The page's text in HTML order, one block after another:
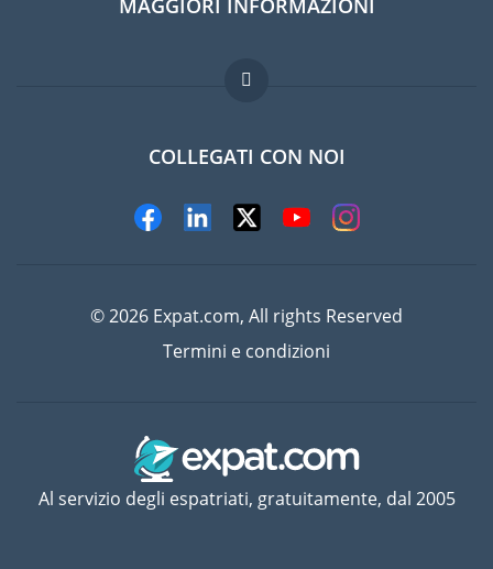
Lavori all'estero
Domande frequenti
COLLEGATI CON NOI
© 2026 Expat.com, All rights Reserved
Termini e condizioni
Al servizio degli espatriati, gratuitamente, dal 2005